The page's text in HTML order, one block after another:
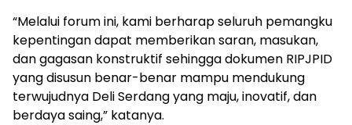
‎“Melalui forum ini, kami berharap seluruh pemangku
kepentingan dapat memberikan saran, masukan,
dan gagasan konstruktif sehingga dokumen RIPJPID
yang disusun benar-benar mampu mendukung
terwujudnya Deli Serdang yang maju, inovatif, dan
berdaya saing,” katanya.